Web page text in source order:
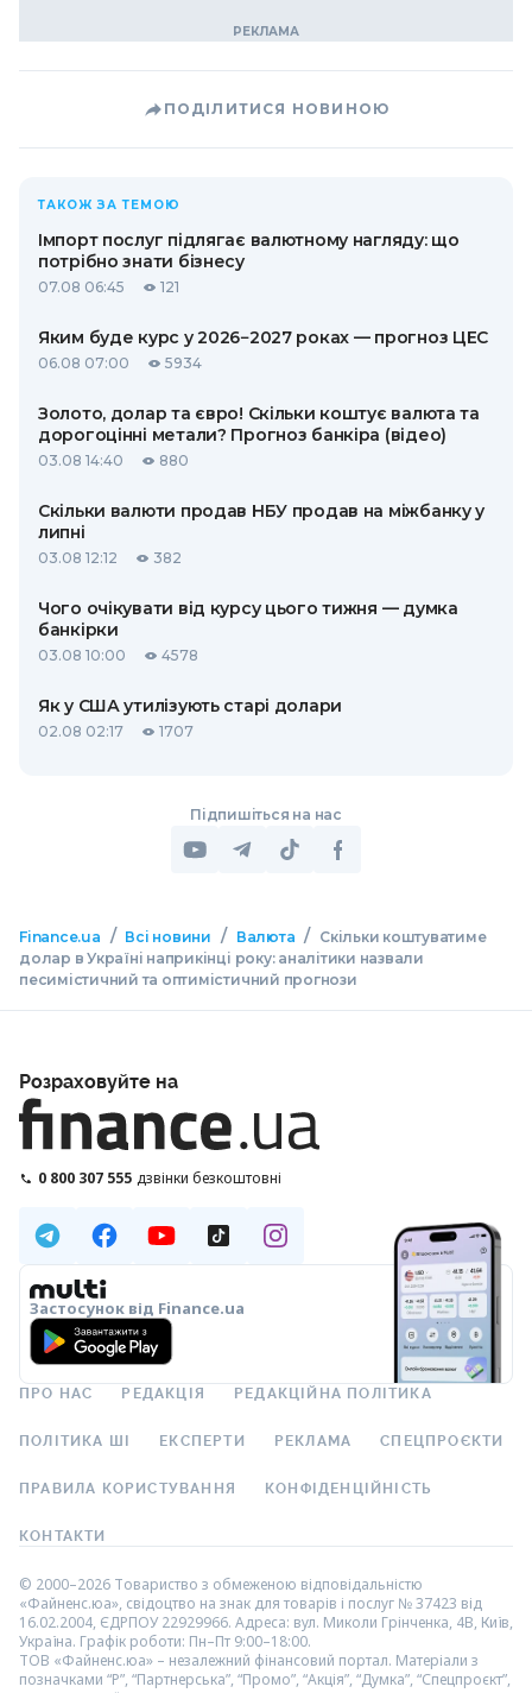
ПОДІЛИТИСЯ НОВИНОЮ
ТАКОЖ ЗА ТЕМОЮ
Імпорт послуг підлягає валютному нагляду: що
потрібно знати бізнесу
07.08 06:45 121
Яким буде курс у 2026−2027 роках — прогноз ЦЕС
06.08 07:00 5934
Золото, долар та євро! Скільки коштує валюта та
дорогоцінні метали? Прогноз банкіра (відео)
03.08 14:40 880
Скільки валюти продав НБУ продав на міжбанку у
липні
03.08 12:12 382
Чого очікувати від курсу цього тижня — думка
банкірки
03.08 10:00 4578
Як у США утилізують старі долари
02.08 02:17 1707
Підпишіться на нас
Finance.ua / Всі новини / Валюта / Скільки коштуватиме
долар в Україні наприкінці року: аналітики назвали
песимістичний та оптимістичний прогнози
Розраховуйте на
0 800 307 555 дзвінки безкоштовні
Застосунок від Finance.ua
ПРО НАС РЕДАКЦІЯ РЕДАКЦІЙНА ПОЛІТИКА
ПОЛІТИКА ШІ ЕКСПЕРТИ РЕКЛАМА СПЕЦПРОЄКТИ
ПРАВИЛА КОРИСТУВАННЯ КОНФІДЕНЦІЙНІСТЬ
КОНТАКТИ
© 2000–2026 Товариство з обмеженою відповідальністю
«Файненс.юа», свідоцтво на знак для товарів і послуг № 37423 від
16.02.2004, ЄДРПОУ 22929966. Адреса: вул. Миколи Грінченка, 4В, Київ,
Україна. Графік роботи: Пн–Пт 9:00–18:00.
ТОВ «Файненс.юа» – незалежний фінансовий портал. Матеріали з
позначками “Р”, “Партнерська”, “Промо”, “Акція”, “Думка”, “Спецпроєкт”,